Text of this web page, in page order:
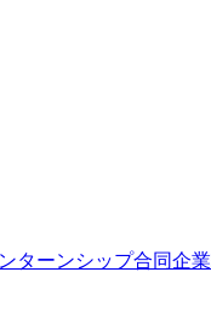
ターンシップ合同企